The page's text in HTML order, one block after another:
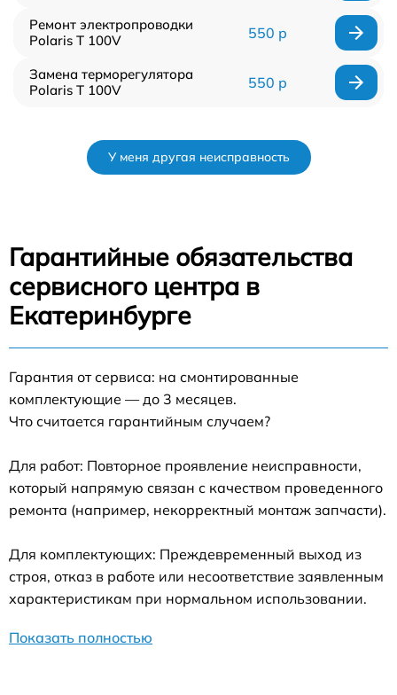
Ремонт электропроводки
Polaris T 100V
550 р
Замена терморегулятора
Polaris T 100V
550 р
У меня другая неисправность
Гарантийные обязательства
сервисного центра в
Екатеринбурге
Гарантия от сервиса: на смонтированные
комплектующие — до 3 месяцев.
Что считается гарантийным случаем?
Для работ: Повторное проявление неисправности,
который напрямую связан с качеством проведенного
ремонта (например, некорректный монтаж запчасти).
Для комплектующих: Преждевременный выход из
строя, отказ в работе или несоответствие заявленным
характеристикам при нормальном использовании.
Показать полностью